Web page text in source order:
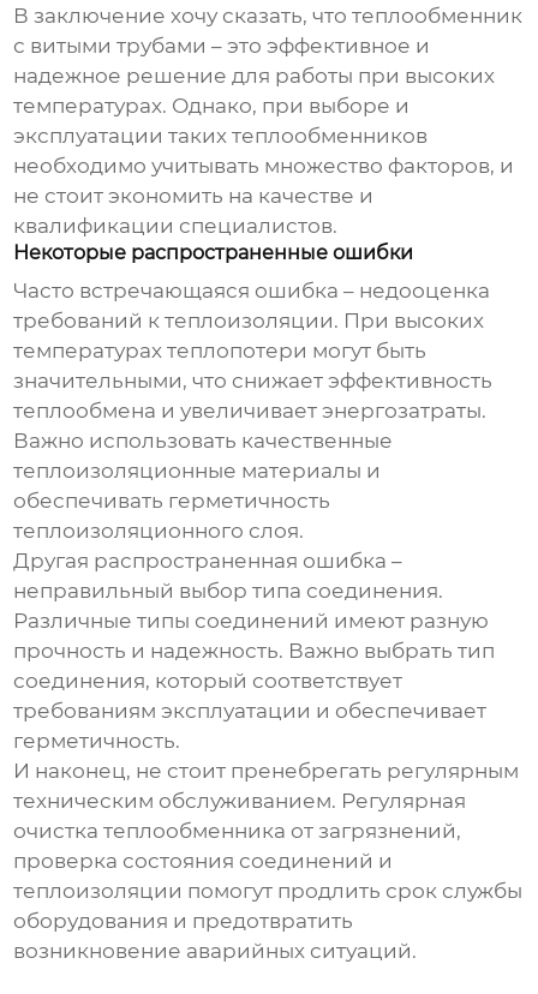
В заключение хочу сказать, чтотеплообменник
с витыми трубами – это эффективное и
надежное решение для работы при высоких
температурах. Однако, при выборе и
эксплуатации таких теплообменников
необходимо учитывать множество факторов, и
не стоит экономить на качестве и
квалификации специалистов.
Некоторые распространенные ошибки
Часто встречающаяся ошибка – недооценка
требований к теплоизоляции. При высоких
температурах теплопотери могут быть
значительными, что снижает эффективность
теплообмена и увеличивает энергозатраты.
Важно использовать качественные
теплоизоляционные материалы и
обеспечивать герметичность
теплоизоляционного слоя.
Другая распространенная ошибка –
неправильный выбор типа соединения.
Различные типы соединений имеют разную
прочность и надежность. Важно выбрать тип
соединения, который соответствует
требованиям эксплуатации и обеспечивает
герметичность.
И наконец, не стоит пренебрегать регулярным
техническим обслуживанием. Регулярная
очистка теплообменника от загрязнений,
проверка состояния соединений и
теплоизоляции помогут продлить срок службы
оборудования и предотвратить
возникновение аварийных ситуаций.